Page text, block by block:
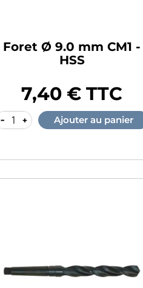
Foret Ø 9.0 mm CM1 -
HSS
7,40 € TTC
- + Ajouter au panier